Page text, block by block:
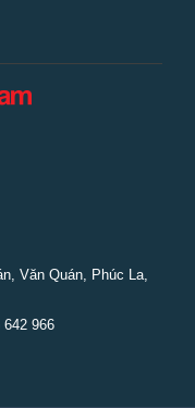
Văn Quán, Phúc La,
966